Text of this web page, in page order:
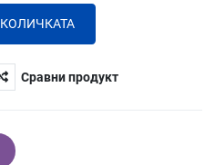
Сравни продукт